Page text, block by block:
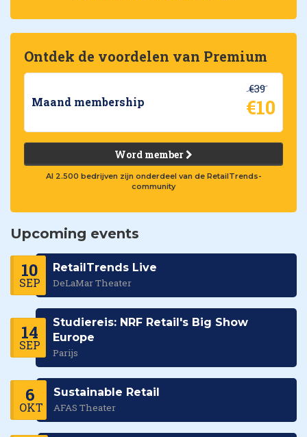
Ontdek de voordelen van Premium
Maand membership
€39
€10
Word member
Al 2.500 bedrijven zijn onderdeel van de RetailTrends-
community
Upcoming events
10
SEP
RetailTrends Live
DeLaMar Theater
14
SEP
Studiereis: NRF Retail's Big Show
Europe
Parijs
6
OKT
Sustainable Retail
AFAS Theater